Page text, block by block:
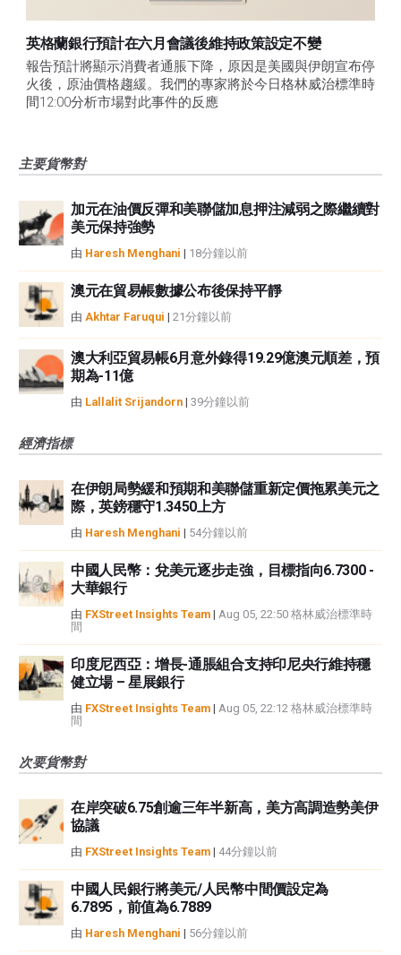
英格蘭銀行預計在六月會議後維持政策設定不變
報告預計將顯示消費者通脹下降，原因是美國與伊朗宣布停
火後，原油價格趨緩。我們的專家將於今日格林威治標準時
間12:00分析市場對此事件的反應
主要貨幣對
加元在油價反彈和美聯儲加息押注減弱之際繼續對
美元保持強勢
由 Haresh Menghani | 18分鐘以前
澳元在貿易帳數據公布後保持平靜
由 Akhtar Faruqui | 21分鐘以前
澳大利亞貿易帳6月意外錄得19.29億澳元順差，預
期為-11億
由 Lallalit Srijandorn | 39分鐘以前
經濟指標
在伊朗局勢緩和預期和美聯儲重新定價拖累美元之
際，英鎊穩守1.3450上方
由 Haresh Menghani | 54分鐘以前
中國人民幣：兌美元逐步走強，目標指向6.7300 -
大華銀行
由 FXStreet Insights Team | Aug 05, 22:50 格林威治標準時
間
印度尼西亞：增長-通脹組合支持印尼央行維持穩
健立場 – 星展銀行
由 FXStreet Insights Team | Aug 05, 22:12 格林威治標準時
間
次要貨幣對
在岸突破6.75創逾三年半新高，美方高調造勢美伊
協議
由 FXStreet Insights Team | 44分鐘以前
中國人民銀行將美元/人民幣中間價設定為
6.7895，前值為6.7889
由 Haresh Menghani | 56分鐘以前